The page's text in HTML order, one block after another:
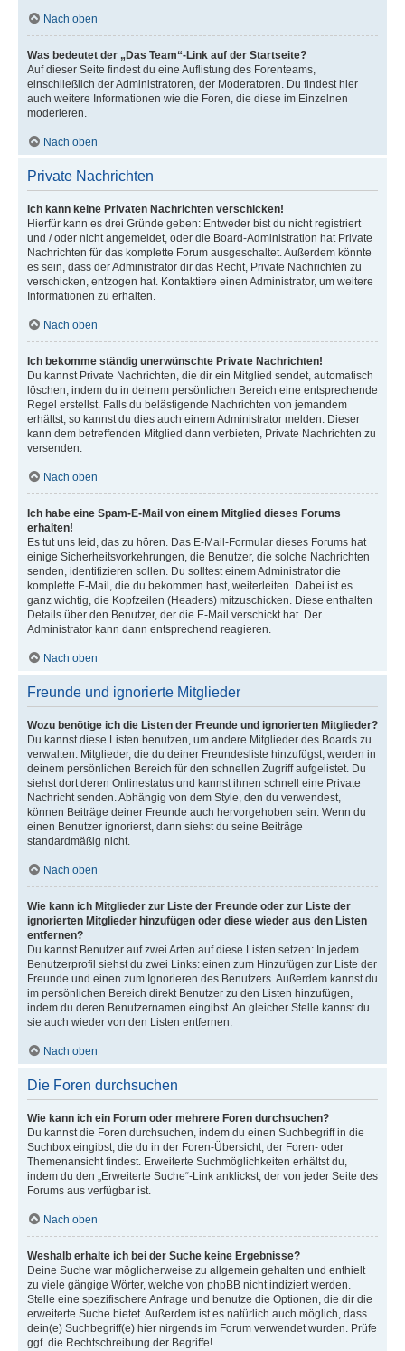
Nach oben
Was bedeutet der „Das Team“-Link auf der Startseite?
Auf dieser Seite findest du eine Auflistung des Forenteams,
einschließlich der Administratoren, der Moderatoren. Du findest hier
auch weitere Informationen wie die Foren, die diese im Einzelnen
moderieren.
Nach oben
Private Nachrichten
Ich kann keine Privaten Nachrichten verschicken!
Hierfür kann es drei Gründe geben: Entweder bist du nicht registriert
und / oder nicht angemeldet, oder die Board-Administration hat Private
Nachrichten für das komplette Forum ausgeschaltet. Außerdem könnte
es sein, dass der Administrator dir das Recht, Private Nachrichten zu
verschicken, entzogen hat. Kontaktiere einen Administrator, um weitere
Informationen zu erhalten.
Nach oben
Ich bekomme ständig unerwünschte Private Nachrichten!
Du kannst Private Nachrichten, die dir ein Mitglied sendet, automatisch
löschen, indem du in deinem persönlichen Bereich eine entsprechende
Regel erstellst. Falls du belästigende Nachrichten von jemandem
erhältst, so kannst du dies auch einem Administrator melden. Dieser
kann dem betreffenden Mitglied dann verbieten, Private Nachrichten zu
versenden.
Nach oben
Ich habe eine Spam-E-Mail von einem Mitglied dieses Forums
erhalten!
Es tut uns leid, das zu hören. Das E-Mail-Formular dieses Forums hat
einige Sicherheitsvorkehrungen, die Benutzer, die solche Nachrichten
senden, identifizieren sollen. Du solltest einem Administrator die
komplette E-Mail, die du bekommen hast, weiterleiten. Dabei ist es
ganz wichtig, die Kopfzeilen (Headers) mitzuschicken. Diese enthalten
Details über den Benutzer, der die E-Mail verschickt hat. Der
Administrator kann dann entsprechend reagieren.
Nach oben
Freunde und ignorierte Mitglieder
Wozu benötige ich die Listen der Freunde und ignorierten Mitglieder?
Du kannst diese Listen benutzen, um andere Mitglieder des Boards zu
verwalten. Mitglieder, die du deiner Freundesliste hinzufügst, werden in
deinem persönlichen Bereich für den schnellen Zugriff aufgelistet. Du
siehst dort deren Onlinestatus und kannst ihnen schnell eine Private
Nachricht senden. Abhängig von dem Style, den du verwendest,
können Beiträge deiner Freunde auch hervorgehoben sein. Wenn du
einen Benutzer ignorierst, dann siehst du seine Beiträge
standardmäßig nicht.
Nach oben
Wie kann ich Mitglieder zur Liste der Freunde oder zur Liste der
ignorierten Mitglieder hinzufügen oder diese wieder aus den Listen
entfernen?
Du kannst Benutzer auf zwei Arten auf diese Listen setzen: In jedem
Benutzerprofil siehst du zwei Links: einen zum Hinzufügen zur Liste der
Freunde und einen zum Ignorieren des Benutzers. Außerdem kannst du
im persönlichen Bereich direkt Benutzer zu den Listen hinzufügen,
indem du deren Benutzernamen eingibst. An gleicher Stelle kannst du
sie auch wieder von den Listen entfernen.
Nach oben
Die Foren durchsuchen
Wie kann ich ein Forum oder mehrere Foren durchsuchen?
Du kannst die Foren durchsuchen, indem du einen Suchbegriff in die
Suchbox eingibst, die du in der Foren-Übersicht, der Foren- oder
Themenansicht findest. Erweiterte Suchmöglichkeiten erhältst du,
indem du den „Erweiterte Suche“-Link anklickst, der von jeder Seite des
Forums aus verfügbar ist.
Nach oben
Weshalb erhalte ich bei der Suche keine Ergebnisse?
Deine Suche war möglicherweise zu allgemein gehalten und enthielt
zu viele gängige Wörter, welche von phpBB nicht indiziert werden.
Stelle eine spezifischere Anfrage und benutze die Optionen, die dir die
erweiterte Suche bietet. Außerdem ist es natürlich auch möglich, dass
dein(e) Suchbegriff(e) hier nirgends im Forum verwendet wurden. Prüfe
ggf. die Rechtschreibung der Begriffe!